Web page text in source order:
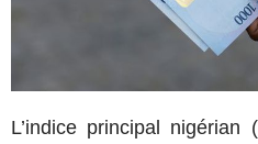
L’indice principal nigérian